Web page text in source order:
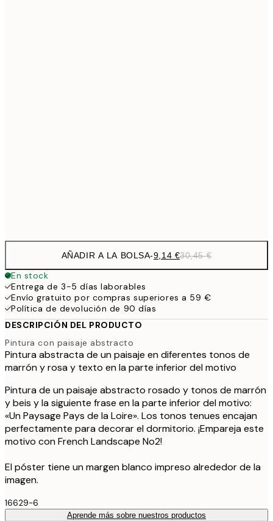
AÑADIR A LA BOLSA-9,14 €30,45 €
En stock
Entrega de 3-5 días laborables
Envío gratuito por compras superiores a 59 €
Política de devolución de 90 días
DESCRIPCIÓN DEL PRODUCTO
Pintura con paisaje abstracto
Pintura abstracta de un paisaje en diferentes tonos de
marrón y rosa y texto en la parte inferior del motivo
Pintura de un paisaje abstracto rosado y tonos de marrón
y beis y la siguiente frase en la parte inferior del motivo:
«Un Paysage Pays de la Loire». Los tonos tenues encajan
perfectamente para decorar el dormitorio. ¡Empareja este
motivo con French Landscape No2!
El póster tiene un margen blanco impreso alrededor de la
imagen.
16629-6
Aprende más sobre nuestros productos